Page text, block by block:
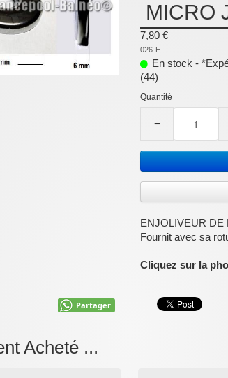
MICRO
7,80 €
026-E
En stock -
(44)
Quantité
−
ENJOLIVEUR DE
Fournit avec sa
Cliquez sur la
Partager
Acheté ...